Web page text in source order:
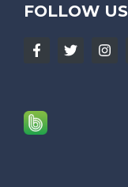
FOLLOW US